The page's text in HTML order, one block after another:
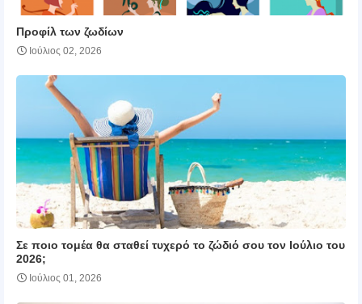
Προφίλ των ζωδίων
Ιούλιος 02, 2026
Σε ποιο τομέα θα σταθεί τυχερό το ζώδιό σου τον Ιούλιο του
2026;
Ιούλιος 01, 2026